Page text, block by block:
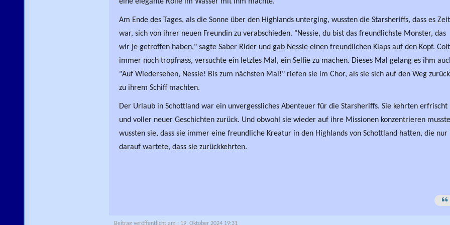
Am Ende des Tages, als die Sonne über den Highlands unterging, wussten die Starsheriffs, dass es Zeit
war, sich von ihrer neuen Freundin zu verabschieden. "Nessie, du bist das freundlichste Monster, das
wir je getroffen haben," sagte Saber Rider und gab Nessie einen freundlichen Klaps auf den Kopf.
immer noch tropfnass, versuchte ein letztes Mal, ein Selfie zu machen. Dieses Mal gelang es ihm
"Auf Wiedersehen, Nessie! Bis zum nächsten Mal!" riefen sie im Chor, als sie sich auf den Weg zurück
zu ihrem Schiff machten.
Der Urlaub in Schottland war ein unvergessliches Abenteuer für die Starsheriffs. Sie kehrten erfrischt
und voller neuer Geschichten zurück. Und obwohl sie wieder auf ihre Missionen konzentrieren
wussten sie, dass sie immer eine freundliche Kreatur in den Highlands von Schottland hatten, die nur
darauf wartete, dass sie zurückkehrten.
Beitrag veröffentlicht am : 19. Oktober 2024 19:31